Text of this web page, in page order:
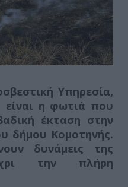
Υπηρεσία,
είναι η φωτιά που
έκταση στην
δήμου Κομοτηνής.
δυνάμεις της
την πλήρη